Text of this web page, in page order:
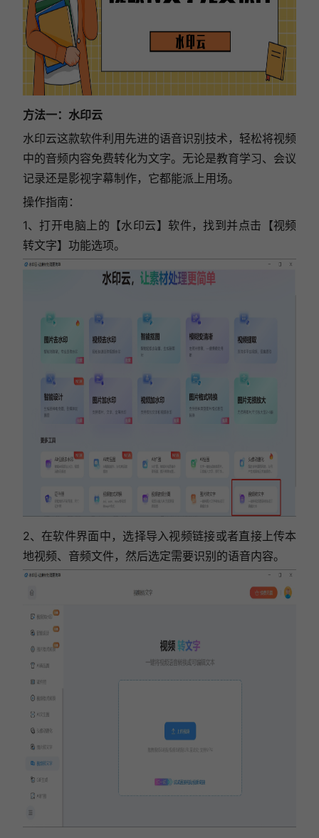
方法一：水印云
水印云这款软件利用先进的语音识别技术，轻松将视频
中的音频内容免费转化为文字。无论是教育学习、会议
记录还是影视字幕制作，它都能派上用场。
操作指南：
1、打开电脑上的【水印云】软件，找到并点击【视频
转文字】功能选项。
2、在软件界面中，选择导入视频链接或者直接上传本
地视频、音频文件，然后选定需要识别的语音内容。